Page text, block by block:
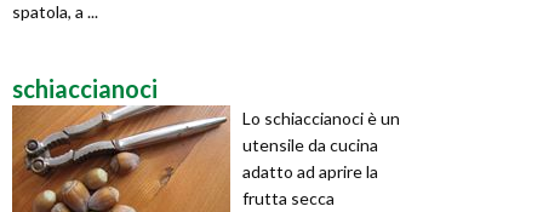
spatola, a ...
schiaccianoci
Lo schiaccianoci è un
utensile da cucina
adatto ad aprire la
frutta secca